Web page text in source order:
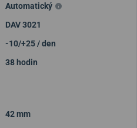
Automatický
DAV 3021
-10/+25 / den
38 hodin
42 mm